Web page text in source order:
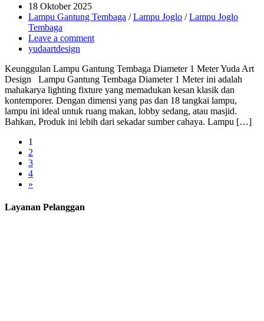
18 Oktober 2025
Lampu Gantung Tembaga /Lampu Joglo /Lampu Joglo
Tembaga
Leave a comment
yudaartdesign
Keunggulan Lampu Gantung Tembaga Diameter 1 Meter Yuda Art
Design Lampu Gantung Tembaga Diameter 1 Meter ini adalah
mahakarya lighting fixture yang memadukan kesan klasik dan
kontemporer. Dengan dimensi yang pas dan 18 tangkai lampu,
lampu ini ideal untuk ruang makan, lobby sedang, atau masjid.
Bahkan, Produk ini lebih dari sekadar sumber cahaya. Lampu […]
1
2
3
4
»
Layanan Pelanggan